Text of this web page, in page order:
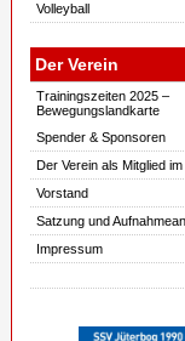
Volleyball
Der Verein
Trainingszeiten 2025 –
Bewegungslandkarte
Spender & Sponsoren
Der Verein als Mitglied im
Vorstand
Satzung und
Impressum